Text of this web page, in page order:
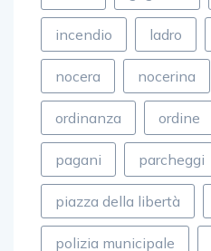
incendio ladro
nocera nocerina
ordinanza ordine
pagani parcheggi
piazza della libertà
polizia municipale